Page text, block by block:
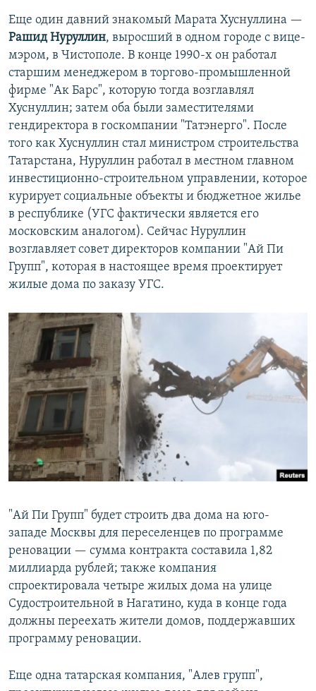
Еще один давний знакомый Марата Хуснуллина —
Рашид Нуруллин, выросший в одном городе с вице-
мэром, в Чистополе. В конце 1990-х он работал
старшим менеджером в торгово-промышленной
фирме "Ак Барс", которую тогда возглавлял
Хуснуллин; затем оба были заместителями
гендиректора в госкомпании "Татэнерго". После
того как Хуснуллин стал министром строительства
Татарстана, Нуруллин работал в местном главном
инвестиционно-строительном управлении, которое
курирует социальные объекты и бюджетное жилье
в республике (УГС фактически является его
московским аналогом). Сейчас Нуруллин
возглавляет совет директоров компании "Ай Пи
Групп", которая в настоящее время проектирует
жилые дома по заказу УГС.
"Ай Пи Групп" будет строить два дома на юго-
западе Москвы для переселенцев по программе
реновации — сумма контракта составила 1,82
миллиарда рублей; также компания
спроектировала четыре жилых дома на улице
Судостроительной в Нагатино, куда в конце года
должны переехать жители домов, поддержавших
программу реновации.
Еще одна татарская компания, "Алев групп",